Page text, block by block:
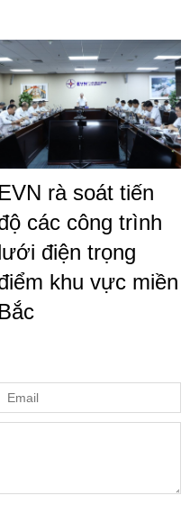
EVN rà soát tiến
các công trình
điện trọng
khu vực miền
Bắc